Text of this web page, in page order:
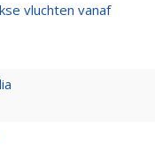
vluchten vanaf